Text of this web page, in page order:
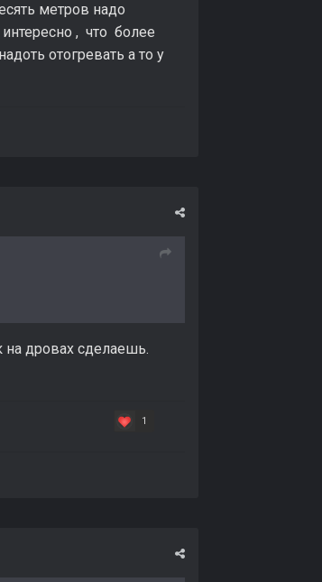
метров надо
, что более
отогревать а то у
на дровах сделаешь.
1